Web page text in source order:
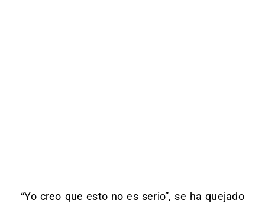
“Yo creo que esto no es serio”, se ha quejado